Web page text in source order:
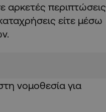
αρκετές περιπτώσεις
είτε μέσω
νομοθεσία για